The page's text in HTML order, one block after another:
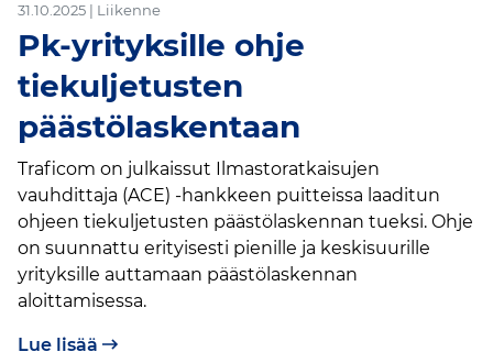
31.10.2025 | Liikenne
Pk-yrityksille ohje
tiekuljetusten
päästölaskentaan
Traficom on julkaissut Ilmastoratkaisujen
vauhdittaja (ACE) -hankkeen puitteissa laaditun
ohjeen tiekuljetusten päästölaskennan tueksi. Ohje
on suunnattu erityisesti pienille ja keskisuurille
yrityksille auttamaan päästölaskennan
aloittamisessa.
Lue lisää